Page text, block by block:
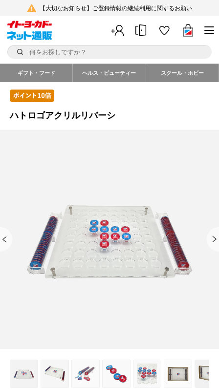
【大切なお知らせ】ご登録情報の継続利用に関するお願い
ギフト・フード ヘルス・ビューティー スクール・ホビー
ハトロゴアクリルリバーシ